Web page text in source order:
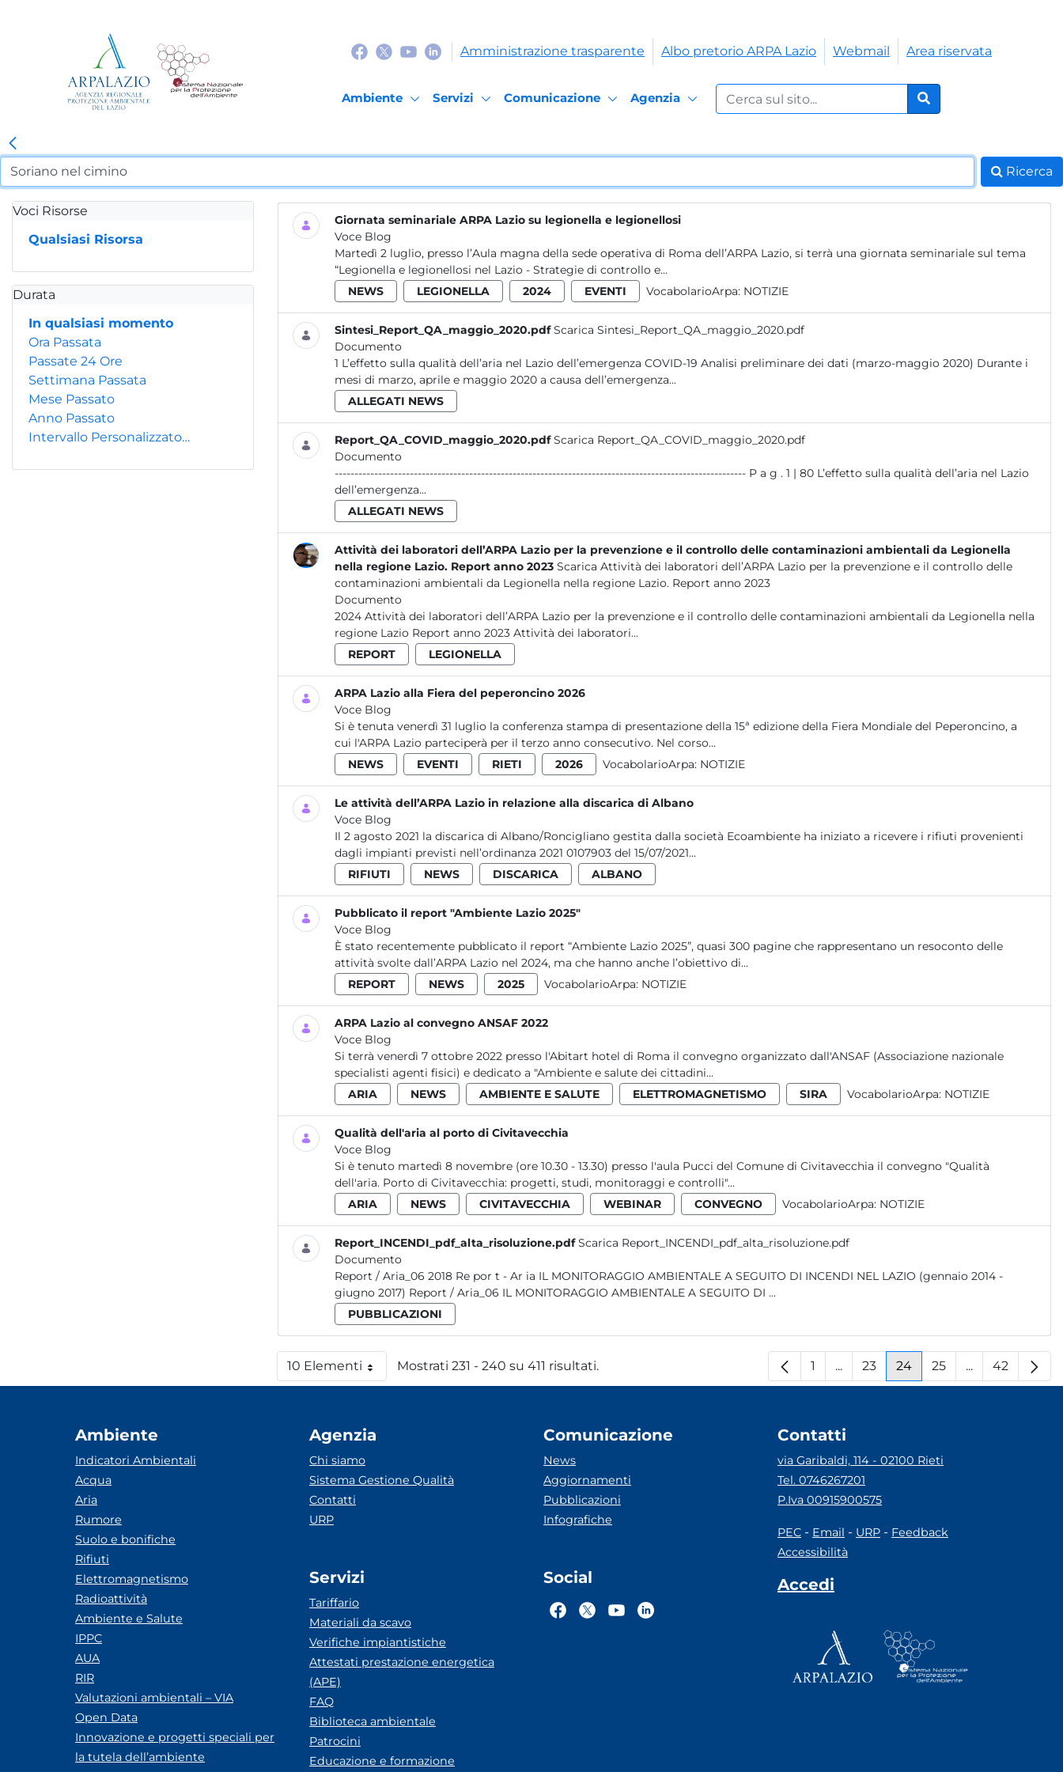
Amministrazione trasparente Albo pretorio ARPA Lazio Webmail Area riservata
Ambiente Servizi Comunicazione Agenzia
Cerca nel sito:
Cerca
Ricerca
Voci Risorse
Qualsiasi Risorsa
Durata
In qualsiasi momento
Ora Passata
Passate 24 Ore
Settimana Passata
Mese Passato
Anno Passato
Intervallo Personalizzato…
Giornata seminariale ARPA Lazio su legionella e legionellosi
Voce Blog
Martedì 2 luglio, presso l’Aula magna della sede operativa di Roma dell’ARPA Lazio, si terrà una giornata seminariale sul tema
“Legionella e legionellosi nel Lazio - Strategie di controllo e...
NEWS
LEGIONELLA 2024 EVENTI VocabolarioArpa: NOTIZIE
Sintesi_Report_QA_maggio_2020.pdf Scarica Sintesi_Report_QA_maggio_2020.pdf
Documento
1 L’effetto sulla qualità dell’aria nel Lazio dell’emergenza COVID-19 Analisi preliminare dei dati (marzo-maggio 2020) Durante i
mesi di marzo, aprile e maggio 2020 a causa dell’emergenza...
ALLEGATI NEWS
Report_QA_COVID_maggio_2020.pdf Scarica Report_QA_COVID_maggio_2020.pdf
Documento
-------------------------------------------------------------------------------------------------------- P a g . 1 | 80 L’effetto sulla qualità dell’aria nel Lazio
dell’emergenza...
ALLEGATI NEWS
Attività dei laboratori dell’ARPA Lazio per la prevenzione e il controllo delle contaminazioni ambientali da Legionella
nella regione Lazio. Report anno 2023 Scarica Attività dei laboratori dell’ARPA Lazio per la prevenzione e il controllo delle
contaminazioni ambientali da Legionella nella regione Lazio. Report anno 2023
Documento
2024 Attività dei laboratori dell’ARPA Lazio per la prevenzione e il controllo delle contaminazioni ambientali da Legionella nella
regione Lazio Report anno 2023 Attività dei laboratori...
REPORT
LEGIONELLA
ARPA Lazio alla Fiera del peperoncino 2026
Voce Blog
Si è tenuta venerdì 31 luglio la conferenza stampa di presentazione della 15ª edizione della Fiera Mondiale del Peperoncino, a
cui l'ARPA Lazio parteciperà per il terzo anno consecutivo. Nel corso...
NEWS
EVENTI RIETI 2026 VocabolarioArpa: NOTIZIE
Le attività dell’ARPA Lazio in relazione alla discarica di Albano
Voce Blog
Il 2 agosto 2021 la discarica di Albano/Roncigliano gestita dalla società Ecoambiente ha iniziato a ricevere i rifiuti provenienti
dagli impianti previsti nell’ordinanza 2021 0107903 del 15/07/2021...
RIFIUTI
NEWS DISCARICA ALBANO
Pubblicato il report "Ambiente Lazio 2025"
Voce Blog
È stato recentemente pubblicato il report “Ambiente Lazio 2025”, quasi 300 pagine che rappresentano un resoconto delle
attività svolte dall’ARPA Lazio nel 2024, ma che hanno anche l’obiettivo di...
REPORT
NEWS 2025 VocabolarioArpa: NOTIZIE
ARPA Lazio al convegno ANSAF 2022
Voce Blog
Si terrà venerdì 7 ottobre 2022 presso l'Abitart hotel di Roma il convegno organizzato dall'ANSAF (Associazione nazionale
specialisti agenti fisici) e dedicato a "Ambiente e salute dei cittadini...
ARIA
NEWS AMBIENTE E SALUTE ELETTROMAGNETISMO SIRA VocabolarioArpa: NOTIZIE
Qualità dell'aria al porto di Civitavecchia
Voce Blog
Si è tenuto martedì 8 novembre (ore 10.30 - 13.30) presso l'aula Pucci del Comune di Civitavecchia il convegno "Qualità
dell'aria. Porto di Civitavecchia: progetti, studi, monitoraggi e controlli"...
ARIA
NEWS CIVITAVECCHIA WEBINAR CONVEGNO VocabolarioArpa: NOTIZIE
Report_INCENDI_pdf_alta_risoluzione.pdf Scarica Report_INCENDI_pdf_alta_risoluzione.pdf
Documento
Report / Aria_06 2018 Re por t - Ar ia IL MONITORAGGIO AMBIENTALE A SEGUITO DI INCENDI NEL LAZIO (gennaio 2014 -
giugno 2017) Report / Aria_06 IL MONITORAGGIO AMBIENTALE A SEGUITO DI ...
PUBBLICAZIONI
10 ElementiPer paginaMostrati 231 - 240 su 411 risultati. Pagina
1 ...Pagine intermedie
Pagina
23 Pagina
24 Pagina
25 ...PaginePagina
42
Ambiente
Indicatori Ambientali
Acqua
Aria
Rumore
Suolo e bonifiche
Rifiuti
Elettromagnetismo
Radioattività
Ambiente e Salute
IPPC
AUA
RIR
Valutazioni ambientali – VIA
Open Data
Innovazione e progetti speciali per
la tutela dell’ambiente
Agenzia
Chi siamo
Sistema Gestione Qualità
Contatti
URP
Servizi
Tariffario
Materiali da scavo
Verifiche impiantistiche
Attestati prestazione energetica
(APE)
FAQ
Biblioteca ambientale
Patrocini
Educazione e formazione
Comunicazione
News
Aggiornamenti
Pubblicazioni
Infografiche
Social
Contatti
via Garibaldi, 114 - 02100 Rieti
Tel. 0746267201
P.Iva 00915900575
PEC - Email - URP - Feedback
Accessibilità
Accedi